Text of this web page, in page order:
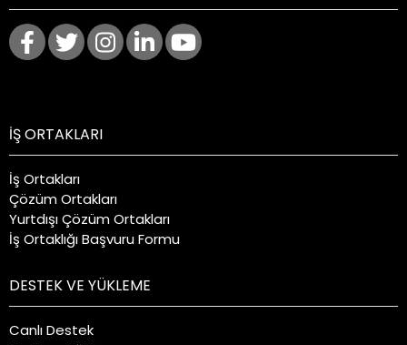
İŞ ORTAKLARI
İş Ortakları
Çözüm Ortakları
Yurtdışı Çözüm Ortakları
İş Ortaklığı Başvuru Formu
DESTEK VE YÜKLEME
Canlı Destek